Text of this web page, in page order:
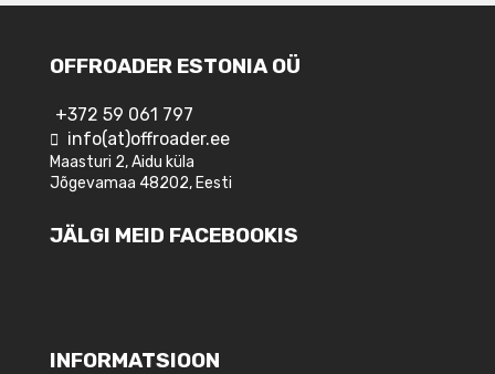
OFFROADER ESTONIA OÜ
+372 59 061 797
info(at)offroader.ee
Maasturi 2, Aidu küla
Jõgevamaa 48202, Eesti
JÄLGI MEID FACEBOOKIS
INFORMATSIOON